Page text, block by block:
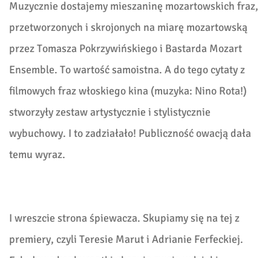
Muzycznie dostajemy mieszaninę mozartowskich fraz,
przetworzonych i skrojonych na miarę mozartowską
przez Tomasza Pokrzywińskiego i Bastarda Mozart
Ensemble. To wartość samoistna. A do tego cytaty z
filmowych fraz włoskiego kina (muzyka: Nino Rota!)
stworzyły zestaw artystycznie i stylistycznie
wybuchowy. I to zadziałało! Publiczność owacją dała
temu wyraz.
I wreszcie strona śpiewacza. Skupiamy się na tej z
premiery, czyli Teresie Marut i Adrianie Ferfeckiej.